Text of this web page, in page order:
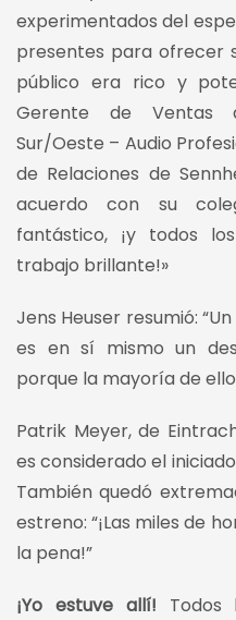
experimentados del
presentes para ofrecer
público era rico y
Gerente de Ventas
Sur/Oeste – Audio
de Relaciones de
acuerdo con su
fantástico, ¡y todos
trabajo brillante!»
Jens Heuser resumió:
es en sí mismo un
porque la mayoría de
Patrik Meyer, de
es considerado el
También quedó
estreno: “¡Las miles de
la pena!”
¡Yo estuve allí! Todos